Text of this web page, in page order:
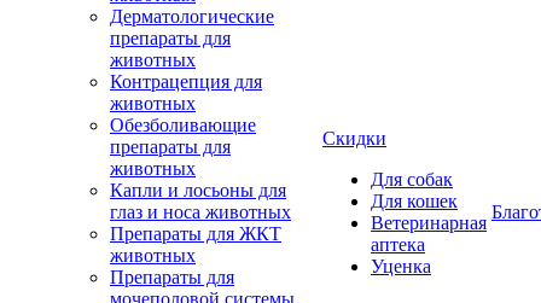
Дерматологические
препараты для
животных
Контрацепция для
животных
Обезболивающие
препараты для
животных
Капли и лосьоны для
глаз и носа животных
Препараты для ЖКТ
животных
Препараты для
мочеполовой системы
Скидки
Для собак
Для кошек
Ветеринарная
аптека
Уценка